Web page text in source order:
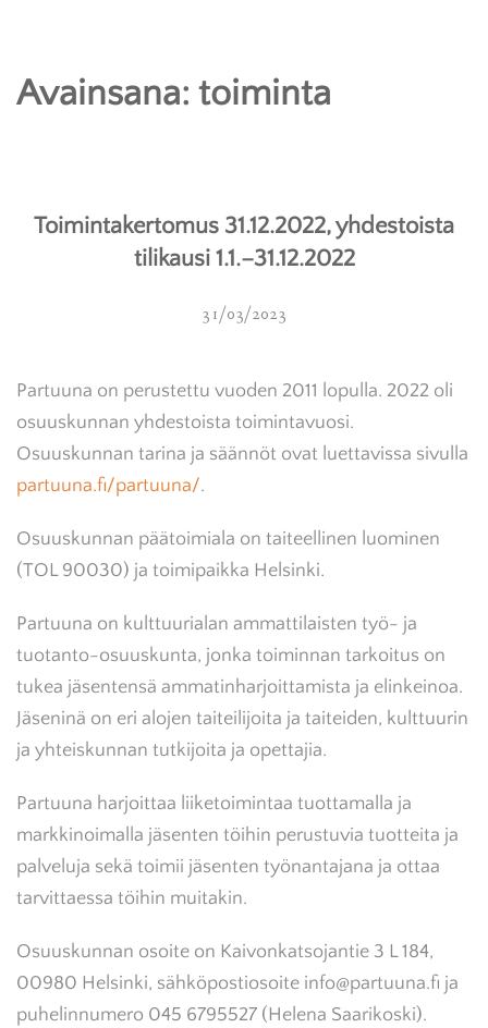
KIRJAT
BLOGIT
TEKIJÄT
Avainsana: toiminta
Toimintakertomus 31.12.2022, yhdestoista
tilikausi 1.1.–31.12.2022
31/03/2023
Partuuna on perustettu vuoden 2011 lopulla. 2022 oli
osuuskunnan yhdestoista toimintavuosi.
Osuuskunnan tarina ja säännöt ovat luettavissa sivulla
partuuna.fi/partuuna/.
Osuuskunnan päätoimiala on taiteellinen luominen
(TOL 90030) ja toimipaikka Helsinki.
Partuuna on kulttuurialan ammattilaisten työ- ja
tuotanto-osuuskunta, jonka toiminnan tarkoitus on
tukea jäsentensä ammatinharjoittamista ja elinkeinoa.
Jäseninä on eri alojen taiteilijoita ja taiteiden, kulttuurin
ja yhteiskunnan tutkijoita ja opettajia.
Partuuna harjoittaa liiketoimintaa tuottamalla ja
markkinoimalla jäsenten töihin perustuvia tuotteita ja
palveluja sekä toimii jäsenten työnantajana ja ottaa
tarvittaessa töihin muitakin.
Osuuskunnan osoite on Kaivonkatsojantie 3 L 184,
00980 Helsinki, sähköpostiosoite info@partuuna.fi ja
puhelinnumero 045 6795527 (Helena Saarikoski).